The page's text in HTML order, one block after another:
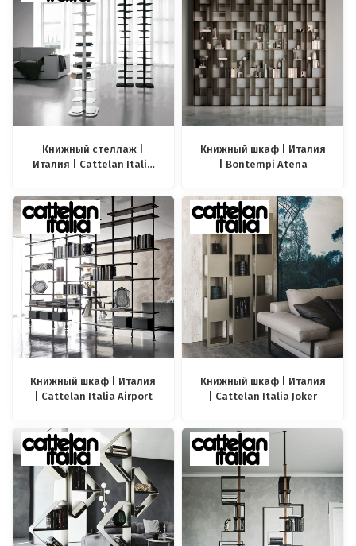
Книжный стеллаж |
Италия | Cattelan Italia
Книжный шкаф | Италия
| Bontempi Atena
Книжный шкаф | Италия
| Cattelan Italia Airport
Книжный шкаф | Италия
| Cattelan Italia Joker